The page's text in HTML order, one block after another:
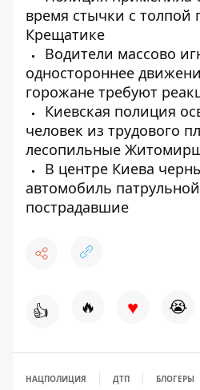
время стычки с толпой
Крещатике
Водители массово
одностороннее
горожане требуют
Киевская полиция
человек из трудового
лесопильные
В центре Киева
автомобиль
пострадавшие
👍 🔥 ♥ 😭
НАЦПОЛИЦИЯ ДТП БЛОГЕРЫ